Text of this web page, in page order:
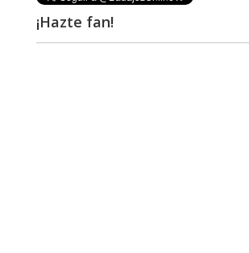
¡Hazte fan!